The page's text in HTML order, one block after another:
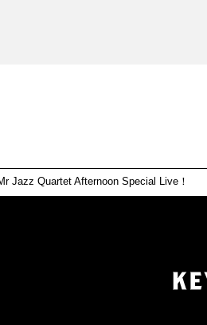
Jazz Quartet Afternoon Special Live！